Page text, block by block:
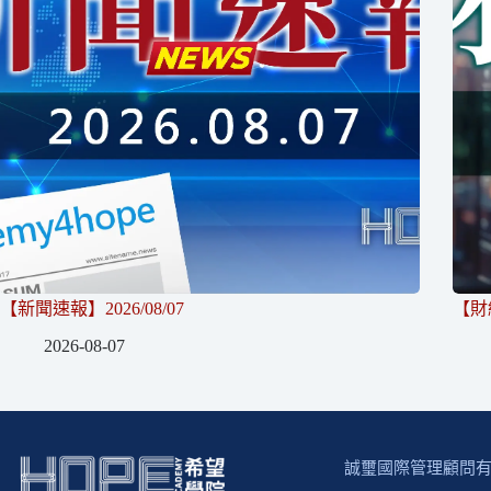
【新聞速報】2026/08/07
2026-08-07
【
誠璽國際管理顧問